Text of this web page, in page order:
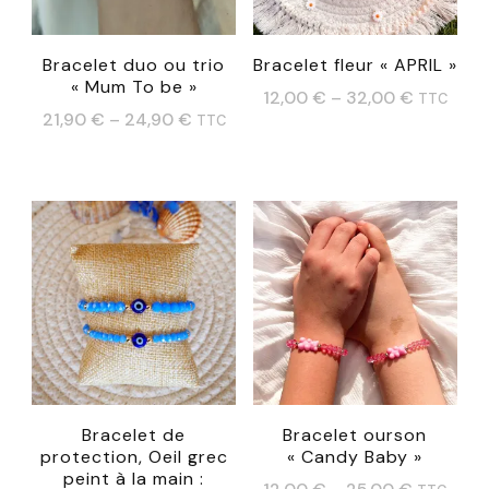
choisies
sur
la
page
produit
choisies
sur
la
page
Bracelet duo ou trio
« Mum To be »
21,90 € – 24,90 € TTC
a
plusieurs
variations.
Les
options
peuvent
être
choisies
Bracelet fleur « APRIL »
12,00 € – 32,00 € TTC
a
plusieurs
variations.
Les
options
peuvent
choisies
Bracelet de
protection, Oeil grec
peint à la main :
Bracelet ourson
« Candy Baby »